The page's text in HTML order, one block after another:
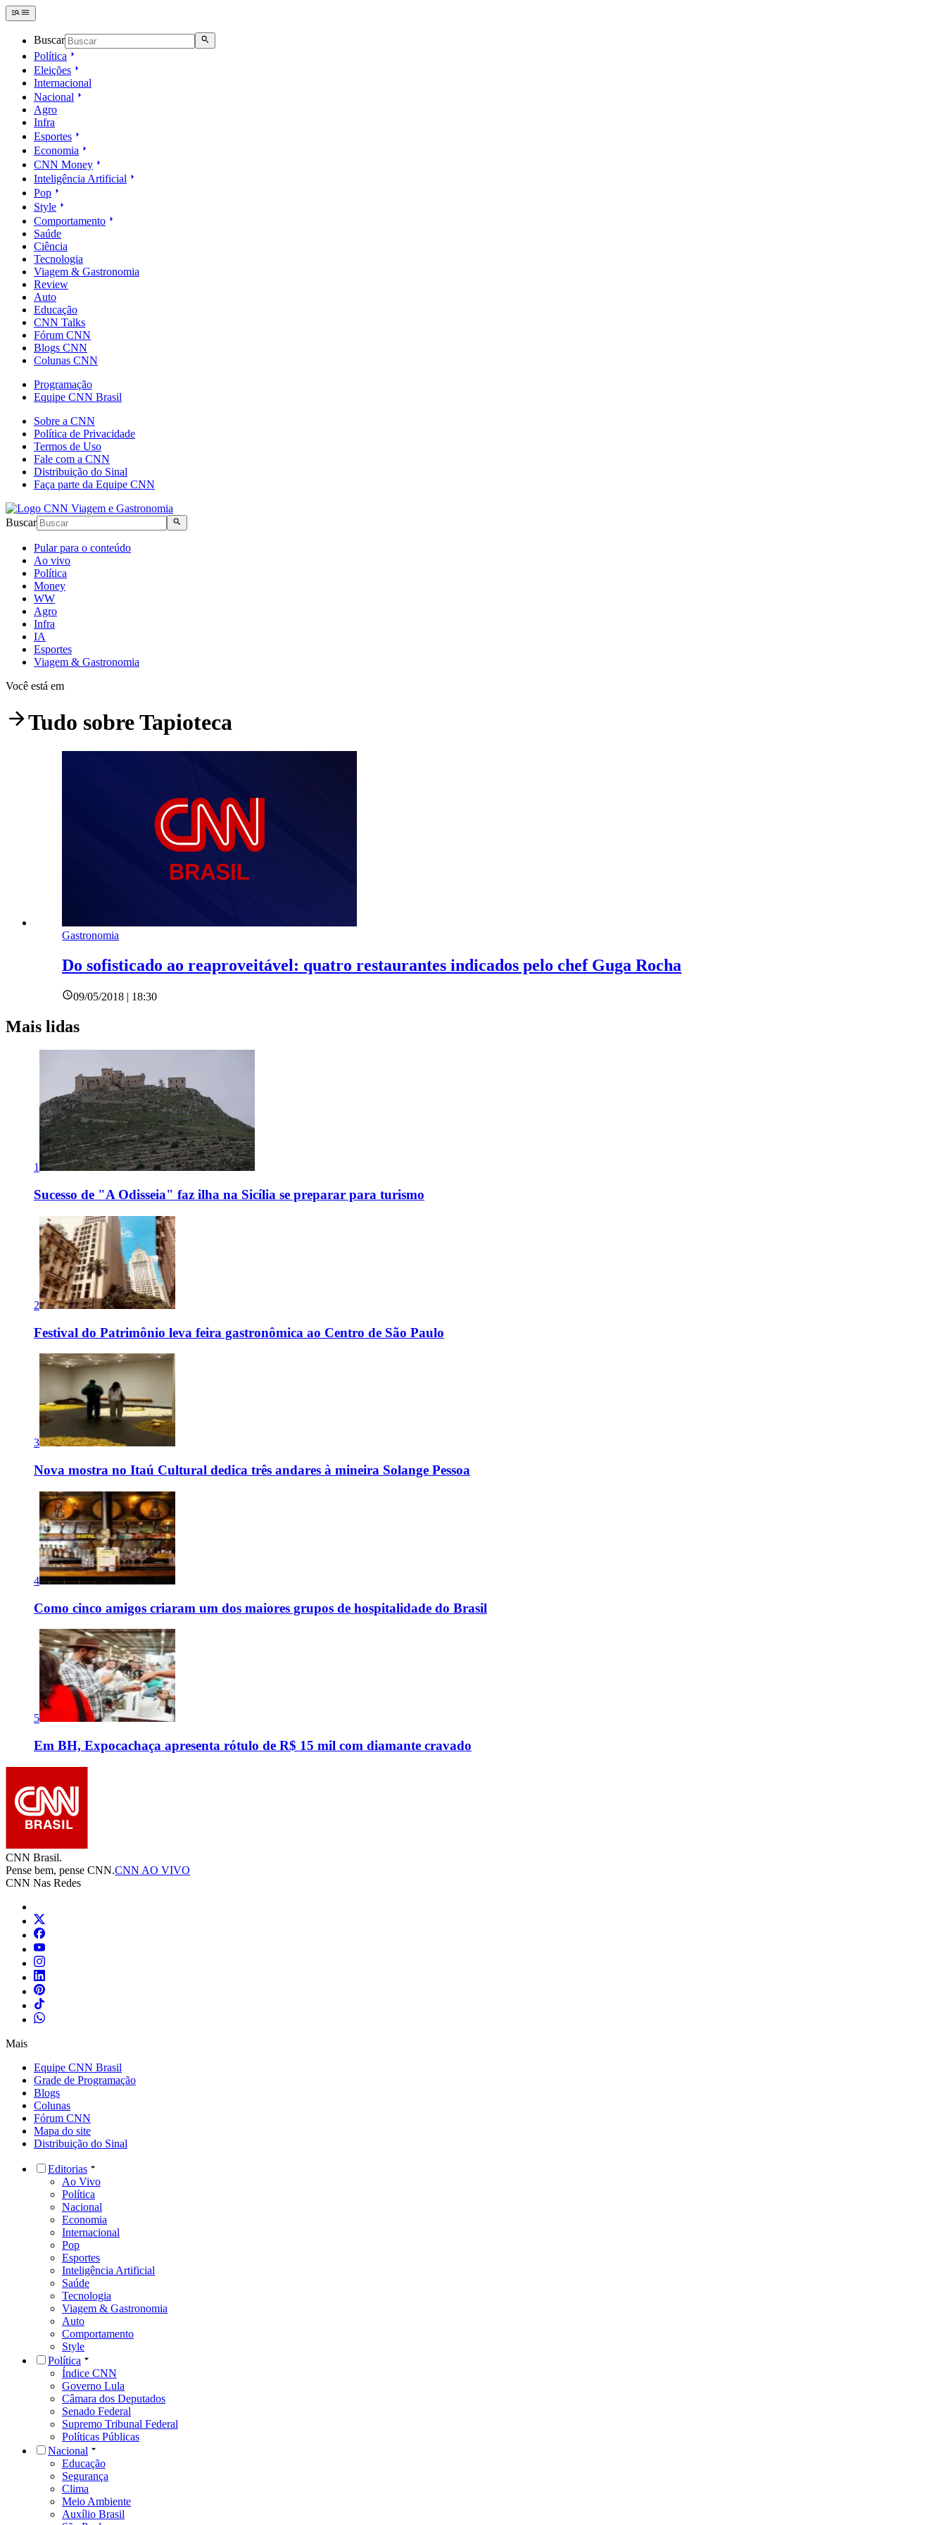
Buscar
Política
Eleições
Internacional
Nacional
Agro
Infra
Esportes
Economia
CNN Money
Inteligência Artificial
Pop
Style
Comportamento
Saúde
Ciência
Tecnologia
Viagem & Gastronomia
Review
Auto
Educação
CNN Talks
Fórum CNN
Blogs CNN
Colunas CNN
Programação
Equipe CNN Brasil
Sobre a CNN
Política de Privacidade
Termos de Uso
Fale com a CNN
Distribuição do Sinal
Faça parte da Equipe CNN
Buscar
Pular para o conteúdo
Ao vivo
Política
Money
WW
Agro
Infra
IA
Esportes
Viagem & Gastronomia
Você está em
Tudo sobreTapioteca
Gastronomia
Do sofisticado ao reaproveitável: quatro restaurantes indicados pelo chef Guga Rocha
09/05/2018 | 18:30
Mais lidas
1
Sucesso de "A Odisseia" faz ilha na Sicília se preparar para turismo
2
Festival do Patrimônio leva feira gastronômica ao Centro de São Paulo
3
Nova mostra no Itaú Cultural dedica três andares à mineira Solange Pessoa
4
Como cinco amigos criaram um dos maiores grupos de hospitalidade do Brasil
5
Em BH, Expocachaça apresenta rótulo de R$ 15 mil com diamante cravado
CNN Brasil.
Pense bem, pense CNN.CNN AO VIVO
CNN Nas Redes
Mais
Equipe CNN Brasil
Grade de Programação
Blogs
Colunas
Fórum CNN
Mapa do site
Distribuição do Sinal
Editorias
Ao Vivo
Política
Nacional
Economia
Internacional
Pop
Esportes
Inteligência Artificial
Saúde
Tecnologia
Viagem & Gastronomia
Auto
Comportamento
Style
Política
Índice CNN
Governo Lula
Câmara dos Deputados
Senado Federal
Supremo Tribunal Federal
Políticas Públicas
Nacional
Educação
Segurança
Clima
Meio Ambiente
Auxílio Brasil